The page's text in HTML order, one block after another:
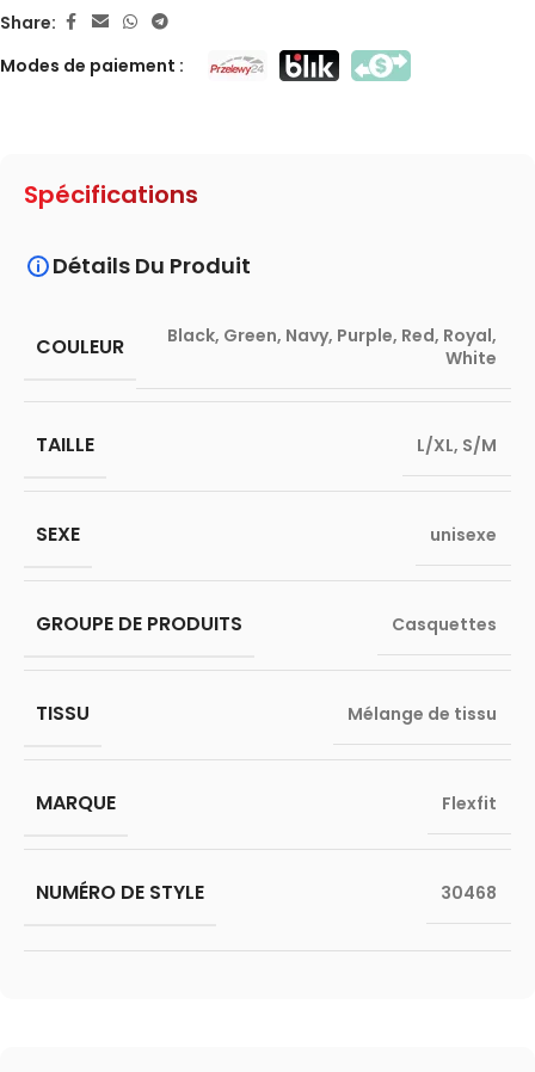
Share:
Modes de paiement :
Spécifications
Détails Du Produit
COULEUR Black, Green, Navy, Purple, Red, Royal,
White
TAILLE L/XL, S/M
SEXE unisexe
GROUPE DE PRODUITS Casquettes
TISSU Mélange de tissu
MARQUE Flexfit
NUMÉRO DE STYLE 30468